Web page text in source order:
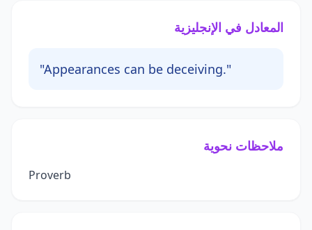
المعادل في الإنجليزية
"Appearances can be deceiving."
ملاحظات نحوية
Proverb